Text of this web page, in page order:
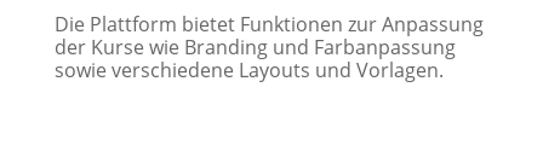
Die Plattform bietet Funktionen zur Anpassung
der Kurse wie Branding und Farbanpassung
sowie verschiedene Layouts und Vorlagen.